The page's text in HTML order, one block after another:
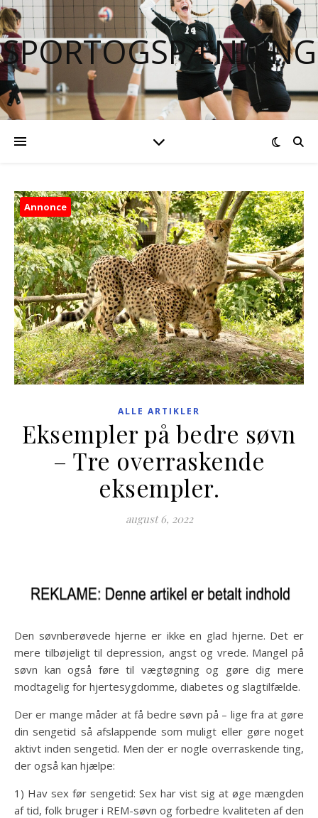
SPORTOGSPÆNDING
Annonce
ALLE ARTIKLER
Eksempler på bedre søvn
– Tre overraskende
eksempler.
august 6, 2022
Den søvnberøvede hjerne er ikke en glad hjerne. Det er
mere tilbøjeligt til depression, angst og vrede. Mangel på
søvn kan også føre til vægtøgning og gøre dig mere
modtagelig for hjertesygdomme, diabetes og slagtilfælde.
Der er mange måder at få bedre søvn på – lige fra at gøre
din sengetid så afslappende som muligt eller gøre noget
aktivt inden sengetid. Men der er nogle overraskende ting,
der også kan hjælpe:
1) Hav sex før sengetid: Sex har vist sig at øge mængden
af tid, folk bruger i REM-søvn og forbedre kvaliteten af den